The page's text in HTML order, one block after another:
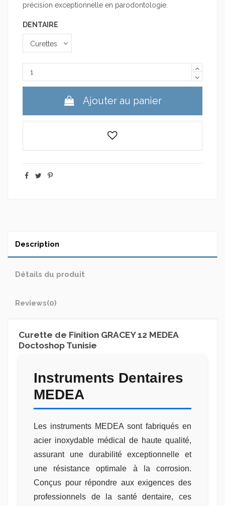
précision exceptionnelle en parodontologie.
DENTAIRE
Ajouter au panier
Description
Détails du produit
Reviews(0)
Curette de Finition GRACEY 12 MEDEA
Doctoshop Tunisie
Instruments Dentaires
MEDEA
Les instruments MEDEA sont fabriqués en
acier inoxydable médical de haute qualité,
assurant une durabilité exceptionnelle et
une résistance optimale à la corrosion.
Conçus pour répondre aux exigences des
professionnels de la santé dentaire, ces